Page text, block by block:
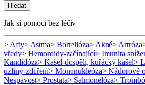
Hledat
Jak si pomoci bez léčiv
> Afty> Astma> Borrelióza> Akné> Artróza
vředy> Hemoroidy-začínající> Imunita
Kandidóza> Kašel-dospělí, kuřácký kašel>
uzliny-zduření> Mononukleóza> Nádorové
Nespavost> Prostata> Salmonelóza>